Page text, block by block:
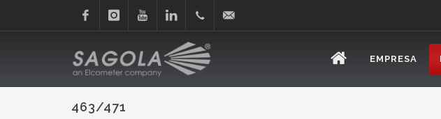
Linkedin+34
945
EMPRESA
463/471